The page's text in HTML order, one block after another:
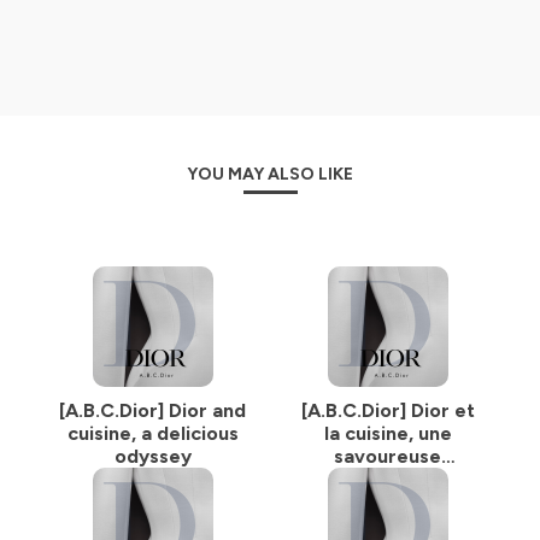
artistiques. De la haute couture aux parfums, ils
réinventent, avec audace, la magie Dior et l’excellence de
décrypter, et dont on vous livre les secrets.
Ce podcast est également disponible au format vidéo
sur YouTube :https://www.youtube.com/playlist?
list=PLzPXOOq1r2gEwCyehufdnuPrRk_uJIHM2
Hosted on Ausha. See ausha.co/privacy-policy for more
information.
YOU MAY ALSO LIKE
[A.B.C.Dior] Dior and
cuisine, a delicious
odyssey
[A.B.C.Dior] Dior et
la cuisine, une
savoureuse
odyssée